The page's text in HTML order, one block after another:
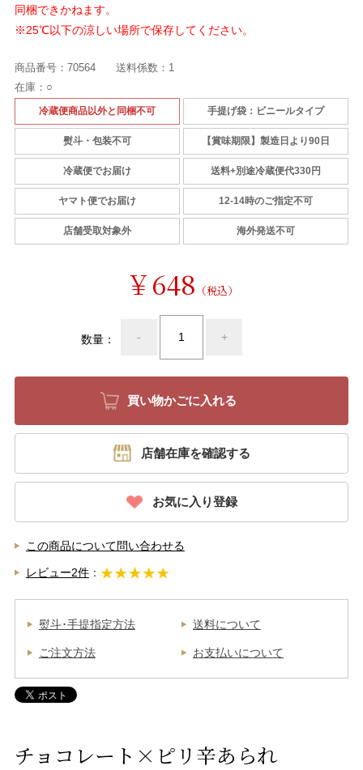
同梱できかねます。
※25℃以下の涼しい場所で保存してください。
商品番号： 70564 送料係数： 1
在庫： ○
冷蔵便商品以外と同梱不可 手提げ袋：ビニールタイプ
熨斗・包装不可 【賞味期限】製造日より90日
冷蔵便でお届け 送料+別途冷蔵便代330円
ヤマト便でお届け 12-14時のご指定不可
店舗受取対象外 海外発送不可
￥648 （税込）
数量： - +
お気に入り登録
店舗在庫を確認する
この商品について問い合わせる
レビュー2件：
熨斗･手提指定方法 送料について
ご注文方法 お支払いについて
チョコレート×ピリ辛あられ